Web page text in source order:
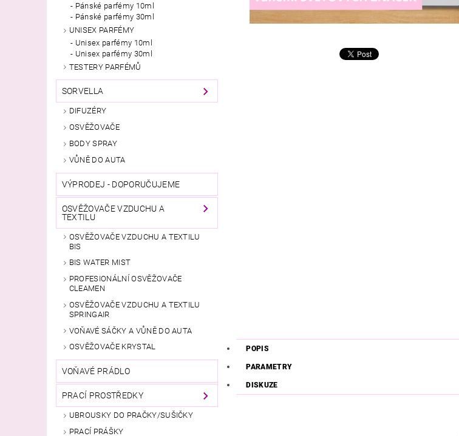
Pánské parfémy 10ml
Pánské parfémy 30ml
UNISEX PARFÉMY
Unisex parfémy 10ml
Unisex parfémy 30ml
TESTERY PARFÉMŮ
SORVELLA
DIFUZÉRY
OSVĚŽOVAČE
BODY SPRAY
VŮNĚ DO AUTA
VÝPRODEJ - DOPORUČUJEME
OSVĚŽOVAČE VZDUCHU A
TEXTILU
OSVĚŽOVAČE VZDUCHU A TEXTILU
BIS
BIS WATER MIST
PROFESIONÁLNÍ OSVĚŽOVAČE
CLEAMEN
OSVĚŽOVAČE VZDUCHU A TEXTILU
SPRINGAIR
VOŇAVÉ SÁČKY A VŮNĚ DO AUTA
OSVĚŽOVAČE KRYSTAL
VOŇAVÉ PRÁDLO
PRACÍ PROSTŘEDKY
UBROUSKY DO PRAČKY/SUŠIČKY
PRACÍ PRÁŠKY
POPIS
PARAMETRY
DISKUZE